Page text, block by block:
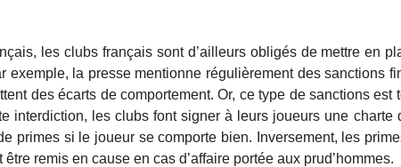
les clubs français sont d’ailleurs obligés de mettre en
exemple, la presse mentionne régulièrement des sanctions
des écarts de comportement. Or, ce type de sanctions est
interdiction, les clubs font signer à leurs joueurs une charte
primes si le joueur se comporte bien. Inversement, les
remis en cause en cas d’affaire portée aux prud’hommes.